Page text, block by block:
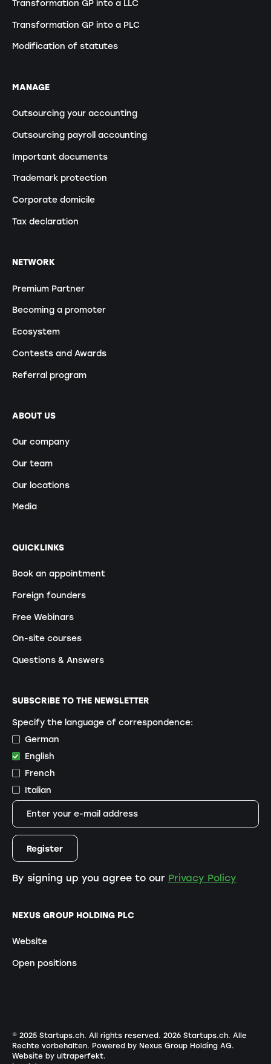
Transformation GP into a LLC
Transformation GP into a PLC
Modification of statutes
MANAGE
Outsourcing your accounting
Outsourcing payroll accounting
Important documents
Trademark protection
Corporate domicile
Tax declaration
NETWORK
Premium Partner
Becoming a promoter
Ecosystem
Contests and Awards
Referral program
ABOUT US
Our company
Our team
Our locations
Media
QUICKLINKS
Book an appointment
Foreign founders
Free Webinars
On-site courses
Questions & Answers
NEXUS GROUP HOLDING PLC
Website
Open positions
SUBSCRIBE TO THE NEWSLETTER
Specify the language of correspondence:
German
English
French
Italian
By signing up you agree to our Privacy Policy
© 2025 Startups.ch. All rights reserved. 2026Startups.ch. Alle
Rechte vorbehalten. Powered by Nexus Group Holding AG.
Website by ultraperfekt.